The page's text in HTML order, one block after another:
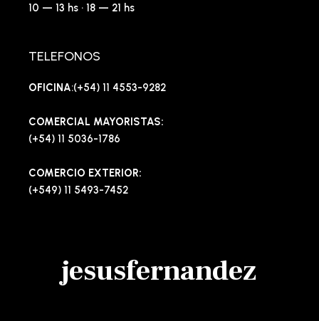
10 — 13 hs · 18 — 21 hs
TELEFONOS
OFICINA:(+54) 11 4553-9282
COMERCIAL MAYORISTAS:
(+54) 11 5036-1786
COMERCIO EXTERIOR:
(+549) 11 5493-7452
jesusfernandez